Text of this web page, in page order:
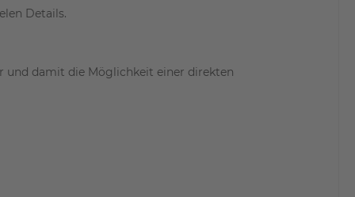
Details.
und damit die Möglichkeit einer direkten